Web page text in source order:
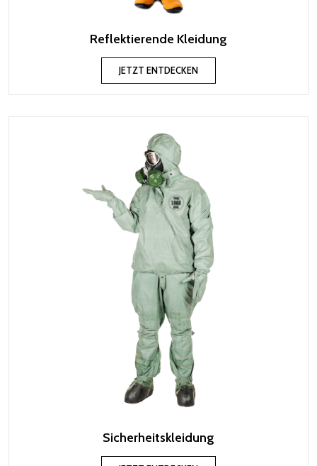
Reflektierende Kleidung
JETZT ENTDECKEN
Sicherheitskleidung